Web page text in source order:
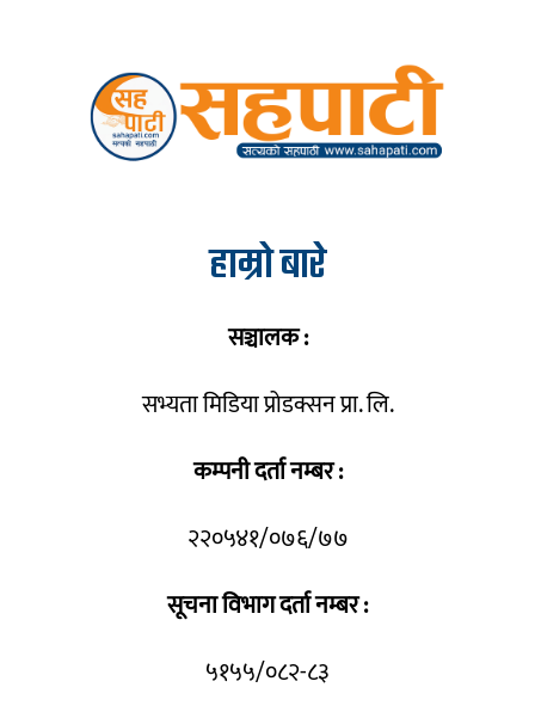
हाम्रो बारे
सञ्चालक :
सभ्यता मिडिया प्रोडक्सन प्रा. लि.
कम्पनी दर्ता नम्बर :
२२०५४१/०७६/७७
सूचना विभाग दर्ता नम्बर :
५१५५/०८२-८३